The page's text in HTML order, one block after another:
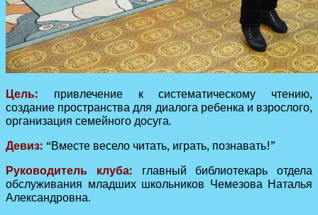
Цель: привлечение к систематическому чтению,
создание пространства для диалога ребенка и взрослого,
организация семейного досуга.
Девиз: “Вместе весело читать, играть, познавать!”
Руководитель клуба: главный библиотекарь отдела
обслуживания младших школьников Чемезова Наталья
Александровна.